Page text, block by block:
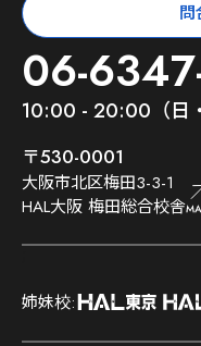
問
06-
10:00 - 20:00（日
〒530-0001
大阪市北区梅田3-3-1
HAL大阪 梅田総合校舎
;
姉妹校: